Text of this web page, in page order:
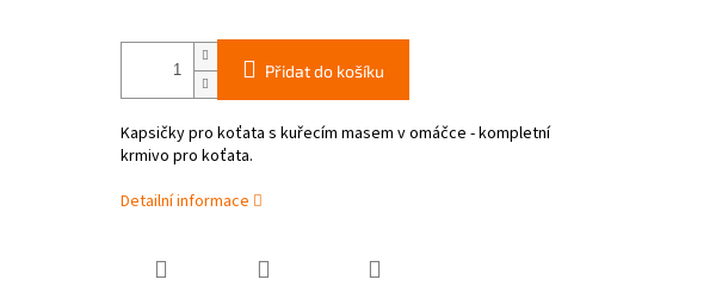
Přidat do košíku
Kapsičky pro koťata s kuřecím masem v omáčce - kompletní
krmivo pro koťata.
Detailní informace